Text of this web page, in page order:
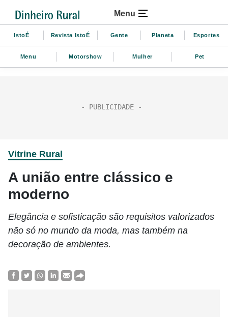
Menu
IstoÉ Revista IstoÉ Gente Planeta Esportes
Menu Motorshow Mulher Pet
Vitrine Rural
A união entre clássico e
moderno
Elegância e sofisticação são requisitos valorizados
não só no mundo da moda, mas também na
decoração de ambientes.